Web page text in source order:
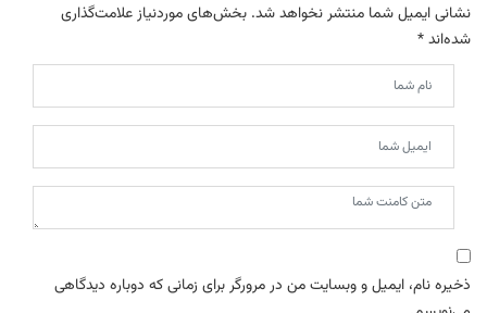
نشانی ایمیل شما منتشر نخواهد شد. بخش‌های موردنیاز علامت‌گذاری
شده‌اند*
ذخیره نام، ایمیل و وبسایت من در مرورگر برای زمانی که دوباره دیدگاهی